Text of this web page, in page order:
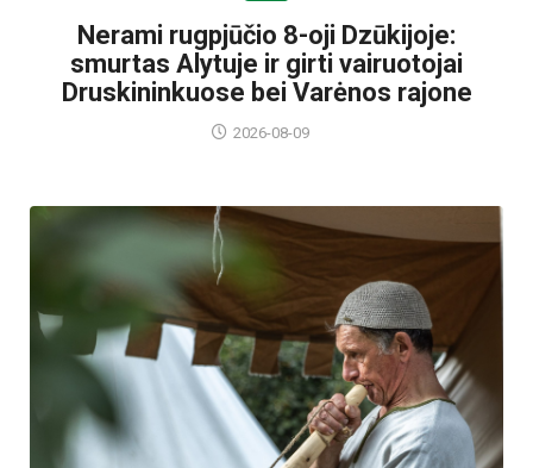
Nerami rugpjūčio 8-oji Dzūkijoje:
smurtas Alytuje ir girti vairuotojai
Druskininkuose bei Varėnos rajone
2026-08-09